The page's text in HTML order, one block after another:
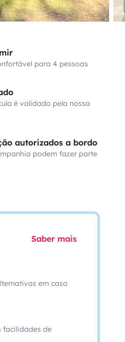
para 4 pessoas
é validado pela nossa
autorizados a bordo
podem fazer parte
Saber mais
em caso
facilidades de